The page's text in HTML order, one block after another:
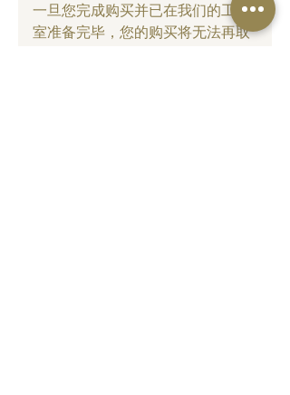
一旦您完成购买并已在我们的工作
室准备完毕，您的购买将无法再取